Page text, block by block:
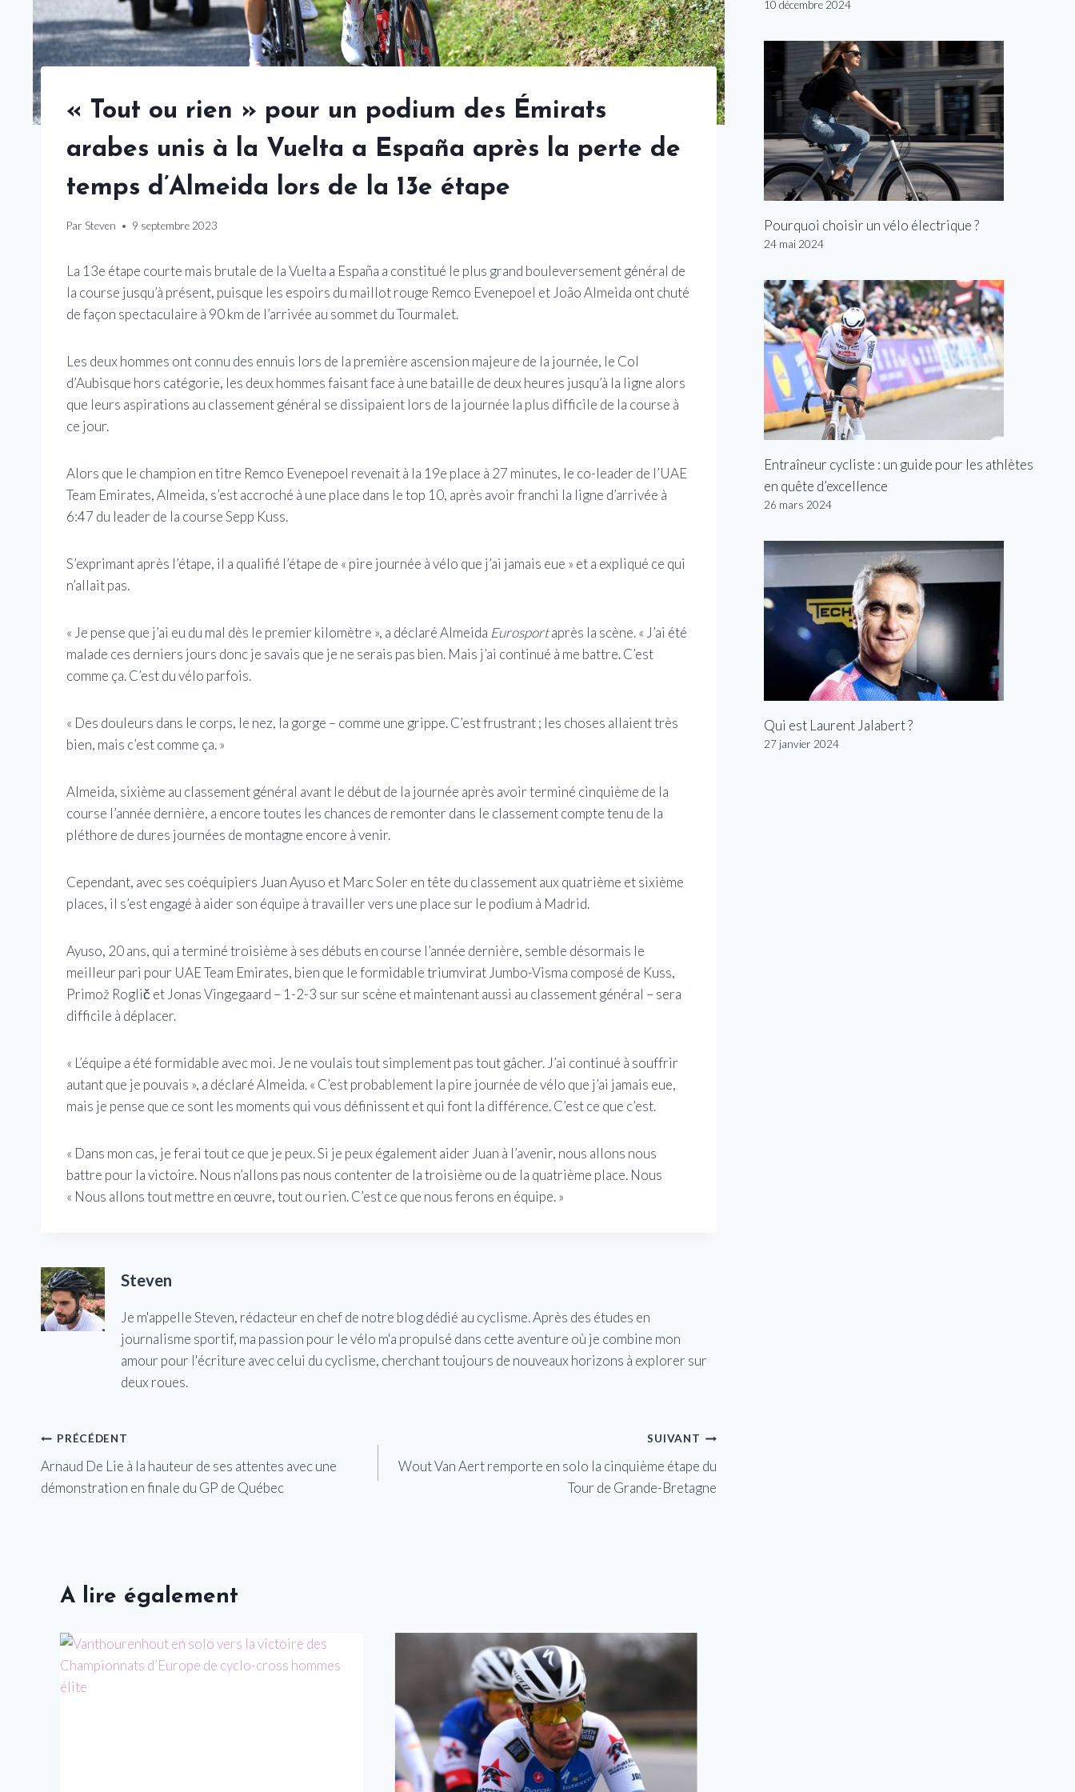
« Tout ou rien » pour un podium des Émirats
arabes unis à la Vuelta a España après la perte de
temps d’Almeida lors de la 13e étape
Par Steven 9 septembre 2023
La 13e étape courte mais brutale de la Vuelta a España a constitué le plus grand bouleversement général de
la course jusqu’à présent, puisque les espoirs du maillot rouge Remco Evenepoel et João Almeida ont chuté
de façon spectaculaire à 90 km de l’arrivée au sommet du Tourmalet.
Les deux hommes ont connu des ennuis lors de la première ascension majeure de la journée, le Col
d’Aubisque hors catégorie, les deux hommes faisant face à une bataille de deux heures jusqu’à la ligne alors
que leurs aspirations au classement général se dissipaient lors de la journée la plus difficile de la course à
ce jour.
Alors que le champion en titre Remco Evenepoel revenait à la 19e place à 27 minutes, le co-leader de l’UAE
Team Emirates, Almeida, s’est accroché à une place dans le top 10, après avoir franchi la ligne d’arrivée à
6:47 du leader de la course Sepp Kuss.
S’exprimant après l’étape, il a qualifié l’étape de « pire journée à vélo que j’ai jamais eue » et a expliqué ce qui
n’allait pas.
« Je pense que j’ai eu du mal dès le premier kilomètre », a déclaré Almeida Eurosportaprès la scène. « J’ai été
malade ces derniers jours donc je savais que je ne serais pas bien. Mais j’ai continué à me battre. C’est
comme ça. C’est du vélo parfois.
« Des douleurs dans le corps, le nez, la gorge – comme une grippe. C’est frustrant ; les choses allaient très
bien, mais c’est comme ça. »
Almeida, sixième au classement général avant le début de la journée après avoir terminé cinquième de la
course l’année dernière, a encore toutes les chances de remonter dans le classement compte tenu de la
pléthore de dures journées de montagne encore à venir.
Cependant, avec ses coéquipiers Juan Ayuso et Marc Soler en tête du classement aux quatrième et sixième
places, il s’est engagé à aider son équipe à travailler vers une place sur le podium à Madrid.
Ayuso, 20 ans, qui a terminé troisième à ses débuts en course l’année dernière, semble désormais le
meilleur pari pour UAE Team Emirates, bien que le formidable triumvirat Jumbo-Visma composé de Kuss,
Primož Roglič et Jonas Vingegaard – 1-2-3 sur sur scène et maintenant aussi au classement général – sera
difficile à déplacer.
« L’équipe a été formidable avec moi. Je ne voulais tout simplement pas tout gâcher. J’ai continué à souffrir
autant que je pouvais », a déclaré Almeida. « C’est probablement la pire journée de vélo que j’ai jamais eue,
mais je pense que ce sont les moments qui vous définissent et qui font la différence. C’est ce que c’est.
« Dans mon cas, je ferai tout ce que je peux. Si je peux également aider Juan à l’avenir, nous allons nous
battre pour la victoire. Nous n’allons pas nous contenter de la troisième ou de la quatrième place. Nous
« Nous allons tout mettre en œuvre, tout ou rien. C’est ce que nous ferons en équipe. »
Steven
Je m'appelle Steven, rédacteur en chef de notre blog dédié au cyclisme. Après des études en
journalisme sportif, ma passion pour le vélo m'a propulsé dans cette aventure où je combine mon
amour pour l'écriture avec celui du cyclisme, cherchant toujours de nouveaux horizons à explorer sur
deux roues.
Navigation
de
PRÉCÉDENT
Arnaud De Lie à la hauteur de ses attentes avec une
démonstration en finale du GP de Québec
SUIVANT
Wout Van Aert remporte en solo la cinquième étape du
Tour de Grande-Bretagne
A lire également
10 décembre 2024
Pourquoi choisir un vélo électrique ?
24 mai 2024
Entraîneur cycliste : un guide pour les athlètes
en quête d’excellence
26 mars 2024
Qui est Laurent Jalabert ?
27 janvier 2024